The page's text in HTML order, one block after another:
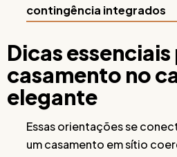
contingência integrados
Dicas essenciais
casamento no
elegante
Essas orientações se
um casamento em sítio